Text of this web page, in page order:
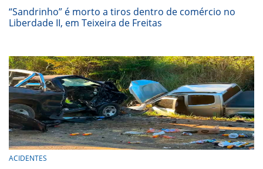
“Sandrinho” é morto a tiros dentro de comércio no
Liberdade II, em Teixeira de Freitas
ACIDENTES